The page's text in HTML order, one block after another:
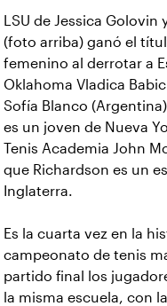
LSU de Jessica Golovin
(foto arriba) ganó el
femenino al derrotar a
Oklahoma Vladica
Sofía Blanco
es un joven de Nueva
Tenis Academia John
que Richardson es un
Inglaterra.
Es la cuarta vez en la
campeonato de tenis
partido final los
la misma escuela, con